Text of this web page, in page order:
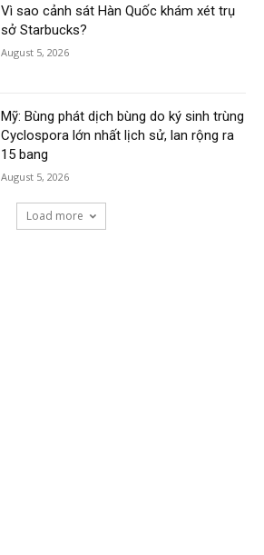
Vì sao cảnh sát Hàn Quốc khám xét trụ
sở Starbucks?
August 5, 2026
Mỹ: Bùng phát dịch bùng do ký sinh trùng
Cyclospora lớn nhất lịch sử, lan rộng ra
15 bang
August 5, 2026
Load more